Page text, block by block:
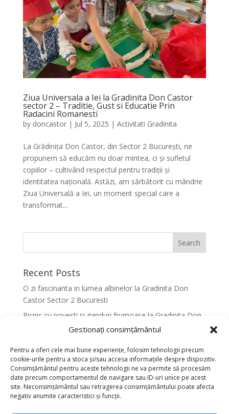
Gestionați consimțământul
Pentru a oferi cele mai bune experiențe, folosim tehnologii precum
cookie-urile pentru a stoca și/sau accesa informațiile despre dispozitiv.
Consimțământul pentru aceste tehnologii ne va permite să procesăm
date precum comportamentul de navigare sau ID-uri unice pe acest
site. Neconsimțământul sau retragerea consimțământului poate afecta
negativ anumite caracteristici și funcții.
Ziua Universala a Iei la Gradinita Don Castor
sector 2 – Traditie, Gust si Educatie Prin
Radacini Romanesti
by doncastor| Jul 5, 2025 | Activitati Gradinita
La Grădinița Don Castor, din Sector 2 București, ne
propunem să educăm nu doar mintea, ci și sufletul
copiilor – cultivând respectul pentru tradiții și
identitatea națională. Astăzi, am sărbătorit cu mândrie
Ziua Universală a Iei, un moment special care a
transformat...
Recent Posts
O zi fascinanta in lumea albinelor la Gradinita Don
Castor Sector 2 Bucuresti
Picnic cu povesti si ganduri frumoase la Gradinita Don
Castor Sector 2 Bucuresti
Bucuresti
Activitati senzoriale creative pentru dezvoltarea
armonioasa a copiilor la Gradinita Don Castor Sector 2
Bucuresti